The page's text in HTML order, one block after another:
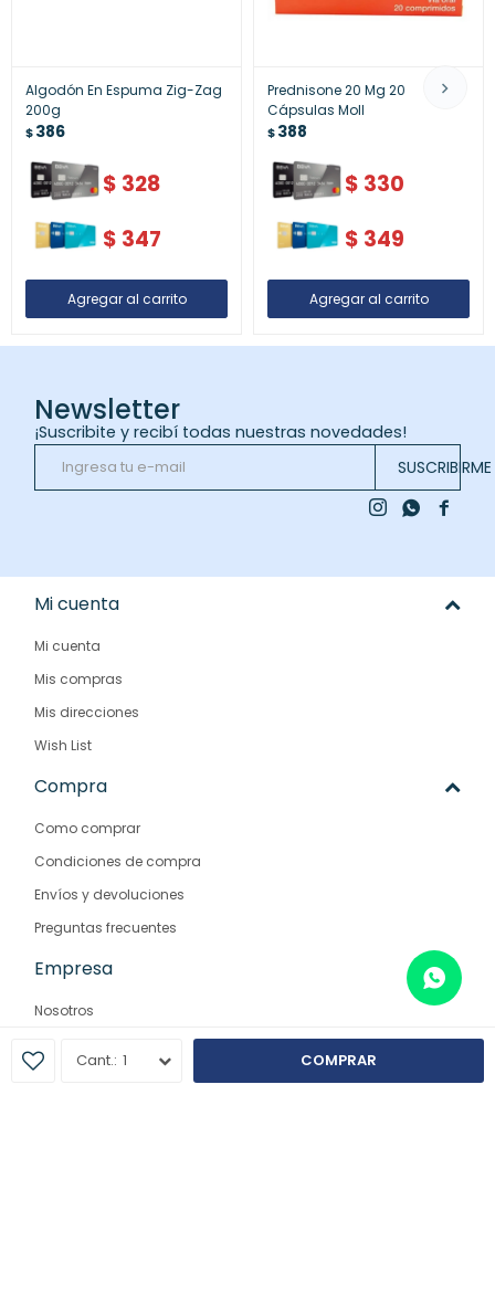
1 COMPRAR
Algodón En Espuma Zig-Zag
200g
$386
$ 328
$ 347
Prednisone 20 Mg 20
Cápsulas Moll
$388
$ 330
$ 349
Newsletter
¡Suscribite y recibí todas nuestras novedades!
SUSCRIBIRME

 
Mi cuenta
Mi cuenta
Mis compras
Mis direcciones
Wish List
Compra
Como comprar
Condiciones de compra
Envíos y devoluciones
Preguntas frecuentes
Empresa
Nosotros